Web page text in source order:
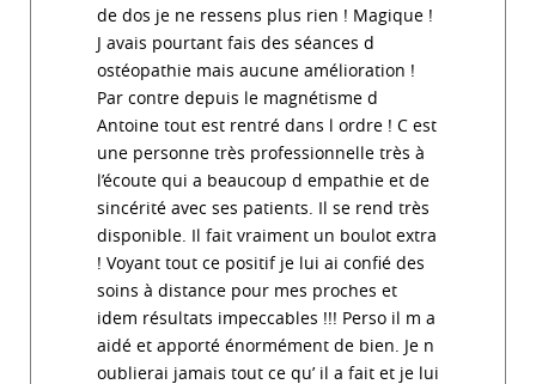
de dos je ne ressens plus rien ! Magique !
J avais pourtant fais des séances d
ostéopathie mais aucune amélioration !
Par contre depuis le magnétisme d
Antoine tout est rentré dans l ordre ! C est
une personne très professionnelle très à
l’écoute qui a beaucoup d empathie et de
sincérité avec ses patients. Il se rend très
disponible. Il fait vraiment un boulot extra
! Voyant tout ce positif je lui ai confié des
soins à distance pour mes proches et
idem résultats impeccables !!! Perso il m a
aidé et apporté énormément de bien. Je n
oublierai jamais tout ce qu’ il a fait et je lui